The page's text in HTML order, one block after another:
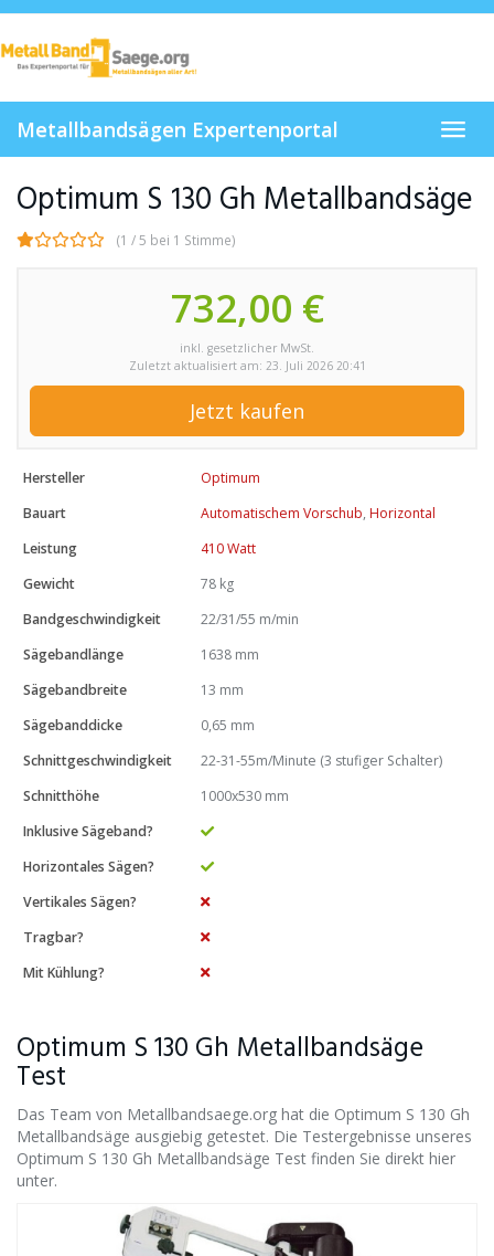
Skip
main
content
Metallbandsägen Expertenportal
Optimum S 130 Gh Metallbandsäge
(1 / 5 bei 1 Stimme)
732,00 €
inkl. gesetzlicher MwSt.
Zuletzt aktualisiert am: 23. Juli 2026 20:41
Jetzt kaufen
Hersteller
Optimum
Bauart
Automatischem Vorschub, Horizontal
Leistung
410 Watt
Gewicht
78 kg
Bandgeschwindigkeit
22/31/55 m/min
Sägebandlänge
1638 mm
Sägebandbreite
13 mm
Sägebanddicke
0,65 mm
Schnittgeschwindigkeit
22-31-55m/Minute (3 stufiger Schalter)
Schnitthöhe
1000x530 mm
Inklusive Sägeband?
Horizontales Sägen?
Vertikales Sägen?
Tragbar?
Mit Kühlung?
Optimum S 130 Gh Metallbandsäge
Test
Das Team von Metallbandsaege.org hat die Optimum S 130 Gh
Metallbandsäge ausgiebig getestet. Die Testergebnisse unseres
Optimum S 130 Gh Metallbandsäge Test finden Sie direkt hier
unter.